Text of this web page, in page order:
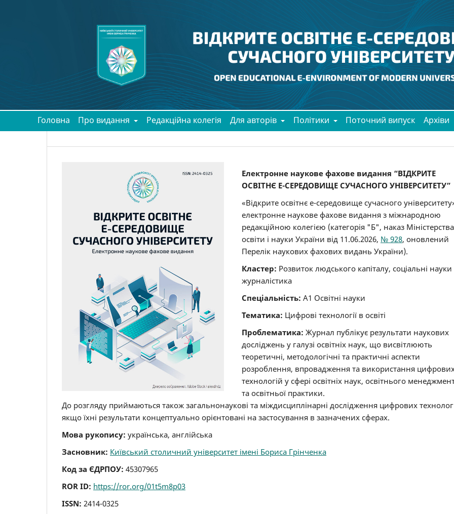
Головна Про видання Редакційна колегія Для авторів Політики Поточний випуск Архіви
Електронне наукове фахове видання “ВІДКРИТЕ
ОСВІТНЄ Е-СЕРЕДОВИЩЕ СУЧАСНОГО УНІВЕРСИТЕТУ”
«Відкрите освітнє е-середовище сучасного
електронне наукове фахове видання з міжнародною
редакційною колегією (категорія "Б", наказ Міністерства
освіти і науки України від 11.06.2026, № 928, оновлений
Перелік наукових фахових видань України).
Кластер: Розвиток людського капіталу, соціальні науки
журналістика
Спеціальність: А1 Освітні науки
Тематика: Цифрові технології в освіті
Проблематика: Журнал публікує результати наукових
досліджень у галузі освітніх наук, що висвітлюють
теоретичні, методологічні та практичні аспекти
розроблення, впровадження та використання
технологій у сфері освітніх наук, освітнього
та освітньої практики.
До розгляду приймаються також загальнонаукові та міждисциплінарні дослідження цифрових
якщо їхні результати концептуально орієнтовані на застосування в зазначених сферах.
Мова рукопису: українська, англійська
Засновник: Київський столичний університет імені Бориса Грінченка
Код за ЄДРПОУ: 45307965
ROR ID: https://ror.org/01t5m8p03
ISSN: 2414-0325